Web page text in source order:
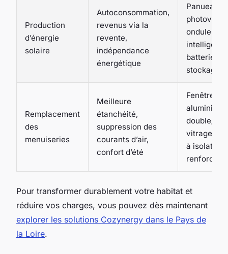
Production
d’énergie
solaire
Autoconsommation,
revenus via la
revente,
indépendance
énergétique
Panueaux
onduleurs
intelligents,
batteries
stockage
Remplacement
des
menuiseries
Meilleure
étanchéité,
suppression des
courants d’air,
confort d’été
Fenêtres
aluminium
double/
vitrage,
à isolation
renforcée
Pour transformer durablement votre habitat et
réduire vos charges, vous pouvez dès maintenant
explorer les solutions Cozynergy dans le Pays de
la Loire.